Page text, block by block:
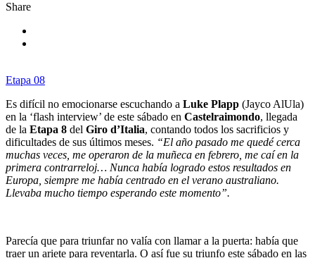
Share
Etapa 08
Es difícil no emocionarse escuchando a Luke Plapp (Jayco AlUla)
en la ‘flash interview’ de este sábado en Castelraimondo, llegada
de la Etapa 8 del Giro d’Italia, contando todos los sacrificios y
dificultades de sus últimos meses. “El año pasado me quedé cerca
muchas veces, me operaron de la muñeca en febrero, me caí en la
primera contrarreloj… Nunca había logrado estos resultados en
Europa, siempre me había centrado en el verano australiano.
Llevaba mucho tiempo esperando este momento”.
Parecía que para triunfar no valía con llamar a la puerta: había que
traer un ariete para reventarla. O así fue su triunfo este sábado en las